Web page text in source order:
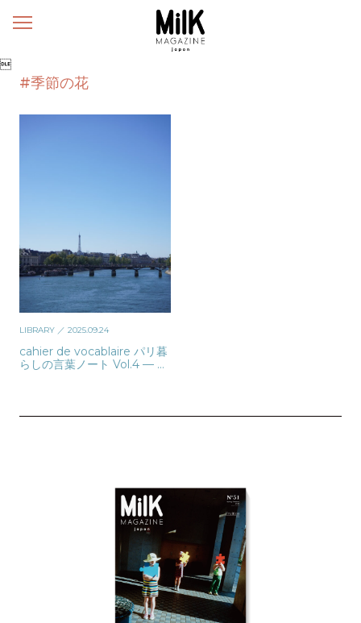
メ

#季節の花
LIBRARY ／ 2025.09.24
cahier de vocablaire パリ暮
らしの言葉ノート Vol.4 — 守